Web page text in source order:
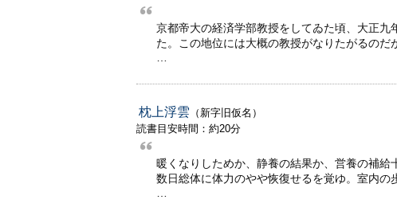
京都帝大の経済学部教授をしてゐた頃、大正
た。この地位には大概の教授がなりたがるのだ
枕上浮雲 （新字旧仮名）
読書目安時間：約20分
暖くなりしためか、静養の結果か、営養の補
数日総体に体力のやや恢復せるを覚ゆ。室内